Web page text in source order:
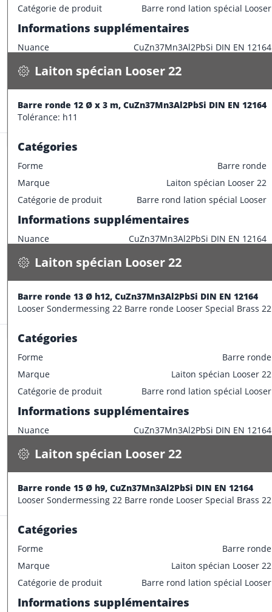
Catégorie de produit
Barre rond lation spécial Looser
Informations supplémentaires
Nuance CuZn37Mn3Al2PbSi DIN EN 12164
Caractéristiques dimensionnelles
Informations supplémentaires
Laiton spécian Looser 22
0.900 kg / m
Spécifications
Laiton spécian Looser 22
Barre ronde 12 Ø x 3 m, CuZn37Mn3Al2PbSi DIN EN 12164
Tolérance: h11
Catégories
Forme
Barre ronde
Marque
Laiton spécian Looser 22
Catégorie de produit
Barre rond lation spécial Looser
Informations supplémentaires
Nuance CuZn37Mn3Al2PbSi DIN EN 12164
Caractéristiques dimensionnelles
Informations supplémentaires
CONFECTIONNER
Stock:
Laiton spécian Looser 22
1.100 kg / m
Spécifications
Laiton spécian Looser 22
Barre ronde 13 Ø h12, CuZn37Mn3Al2PbSi DIN EN 12164
Looser Sondermessing 22 Barre ronde Looser Special Brass 22
Catégories
Forme
Barre ronde
Marque
Laiton spécian Looser 22
Catégorie de produit
Barre rond lation spécial Looser
Informations supplémentaires
Nuance CuZn37Mn3Al2PbSi DIN EN 12164
Caractéristiques dimensionnelles
Informations supplémentaires
CONFECTIONNER
Stock: 10.5 m
Laiton spécian Looser 22
1.500 kg / m
Spécifications
Laiton spécian Looser 22
Barre ronde 15 Ø h9, CuZn37Mn3Al2PbSi DIN EN 12164
Looser Sondermessing 22 Barre ronde Looser Special Brass 22
Catégories
Forme
Barre ronde
Marque
Laiton spécian Looser 22
Catégorie de produit
Barre rond lation spécial Looser
Informations supplémentaires
CONFECTIONNER
Stock: 92.0 m
Laiton spécian Looser 22
1.600 kg / m